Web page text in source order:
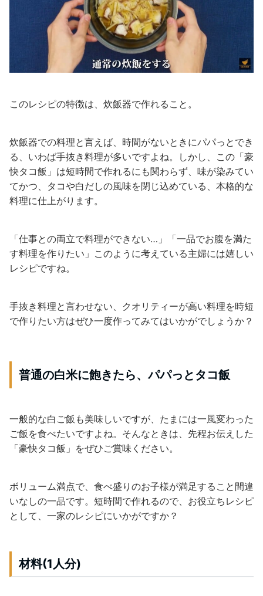
このレシピの特徴は、炊飯器で作れること。
炊飯器での料理と言えば、時間がないときにパパっとでき
る、いわば手抜き料理が多いですよね。しかし、この「豪
快タコ飯」は短時間で作れるにも関わらず、味が染みてい
てかつ、タコや白だしの風味を閉じ込めている、本格的な
料理に仕上がります。
「仕事との両立で料理ができない…」「一品でお腹を満た
す料理を作りたい」このように考えている主婦には嬉しい
レシピですね。
手抜き料理と言わせない、クオリティーが高い料理を時短
で作りたい方はぜひ一度作ってみてはいかがでしょうか？
普通の白米に飽きたら、パパっとタコ飯
一般的な白ご飯も美味しいですが、たまには一風変わった
ご飯を食べたいですよね。そんなときは、先程お伝えした
「豪快タコ飯」をぜひご賞味ください。
ボリューム満点で、食べ盛りのお子様が満足すること間違
いなしの一品です。短時間で作れるので、お役立ちレシピ
として、一家のレシピにいかがですか？
材料(1人分)